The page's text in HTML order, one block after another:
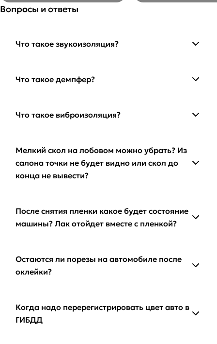
Вопросы и ответы
Что такое звукоизоляция?
Что такое демпфер?
Что такое виброизоляция?
Мелкий скол на лобовом можно убрать? Из
салона точки не будет видно или скол до
конца не вывести?
После снятия пленки какое будет состояние
машины? Лак отойдет вместе с пленкой?
Остаются ли порезы на автомобиле после
оклейки?
Когда надо перерегистрировать цвет авто в
ГИБДД